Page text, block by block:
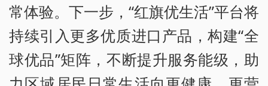
常体验。下一步，“红旗优生活”平台将
持续引入更多优质进口产品，构建“全
球优品”矩阵，不断提升服务能级，助